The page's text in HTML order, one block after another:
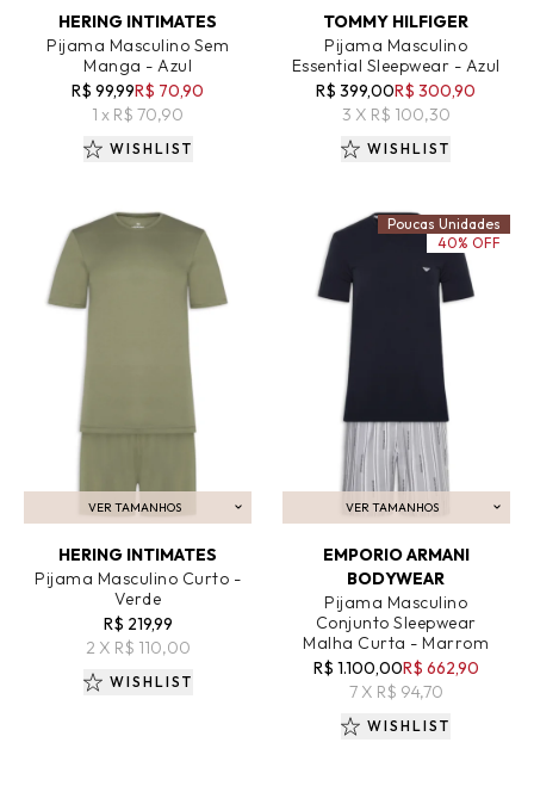
HERING INTIMATES
Pijama Masculino Sem
Manga - Azul
R$ 99,99R$ 70,90
1 x R$ 70,90
WISHLIST
TOMMY HILFIGER
Pijama Masculino
Essential Sleepwear - Azul
R$ 399,00R$ 300,90
3 X R$ 100,30
WISHLIST
VER TAMANHOS
ADICIONAR AO CARRINHO
HERING INTIMATES
Pijama Masculino Curto -
Verde
R$ 219,99
2 X R$ 110,00
WISHLIST
VER TAMANHOS
ADICIONAR AO CARRINHO
EMPORIO ARMANI
BODYWEAR
Pijama Masculino
Conjunto Sleepwear
Malha Curta - Marrom
R$ 1.100,00R$ 662,90
7 X R$ 94,70
Poucas Unidades
40% OFF
WISHLIST